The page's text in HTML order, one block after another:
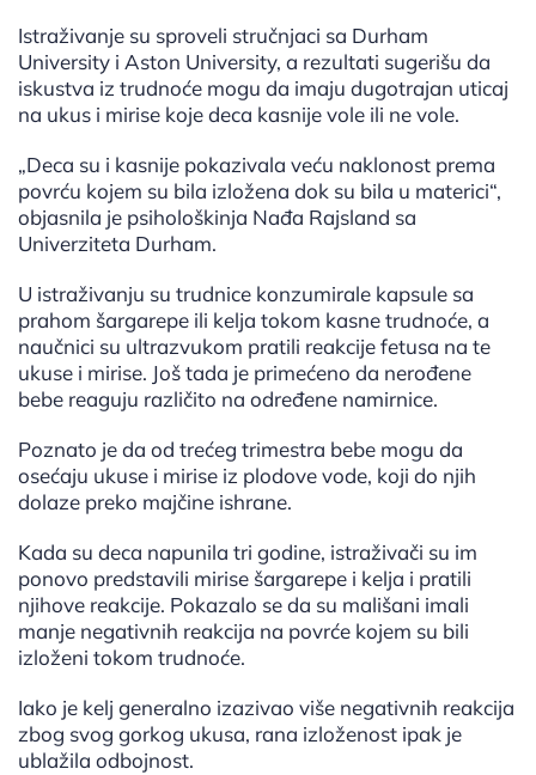
Istraživanje su sproveli stručnjaci sa Durham
University i Aston University, a rezultati sugerišu da
iskustva iz trudnoće mogu da imaju dugotrajan uticaj
na ukus i mirise koje deca kasnije vole ili ne vole.
„Deca su i kasnije pokazivala veću naklonost prema
povrću kojem su bila izložena dok su bila u materici“,
objasnila je psihološkinja Nađa Rajsland sa
Univerziteta Durham.
U istraživanju su trudnice konzumirale kapsule sa
prahom šargarepe ili kelja tokom kasne trudnoće, a
naučnici su ultrazvukom pratili reakcije fetusa na te
ukuse i mirise. Još tada je primećeno da nerođene
bebe reaguju različito na određene namirnice.
Poznato je da od trećeg trimestra bebe mogu da
osećaju ukuse i mirise iz plodove vode, koji do njih
dolaze preko majčine ishrane.
Kada su deca napunila tri godine, istraživači su im
ponovo predstavili mirise šargarepe i kelja i pratili
njihove reakcije. Pokazalo se da su mališani imali
manje negativnih reakcija na povrće kojem su bili
izloženi tokom trudnoće.
Iako je kelj generalno izazivao više negativnih reakcija
zbog svog gorkog ukusa, rana izloženost ipak je
ublažila odbojnost.